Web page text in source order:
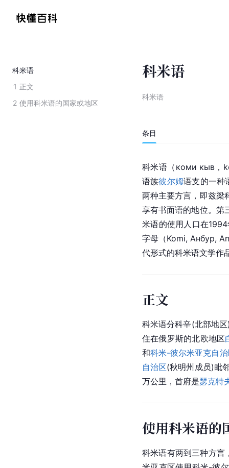
科米语
1 正文
2 使用科米语的国家或地区
科米语
科米语
条目
科米语（коми кыв，
语族彼尔姆语支的一种
两种主要方言，即兹梁
享有书面语的地位。第
米语的使用人口在
字母（Komi, Анбур,
代形式的科米语文学作
正文
科米语分科辛(北部地区
住在俄罗斯的北欧地区
和科米-彼尔米亚克自
自治区(秋明州成员)毗
万公里，首府是瑟克特
使用科米语的
科米语有两到三种方言